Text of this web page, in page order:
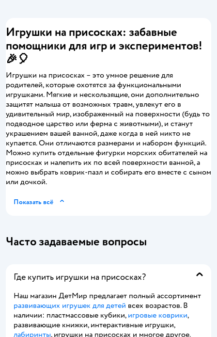
Игрушки на присосках: забавные
помощники для игр и экспериментов!
🎉🎈
Игрушки на присосках – это умное решение для
родителей, которые охотятся за функциональными
игрушками. Мягкие и нескользящие, они дополнительно
защитят малыша от возможных травм, увлекут его в
удивительный мир, изображенный на поверхности (будь то
подводное царство или ферма с животными), и станут
украшением вашей ванной, даже когда в ней никто не
купается. Они отличаются размерами и набором функций.
Можно купить отдельные фигурки морских обитателей на
присосках и налепить их по всей поверхности ванной, а
можно выбрать коврик-пазл и собирать его вместе с сыном
или дочкой.
Показать всё
Часто задаваемые вопросы
Где купить игрушки на присосках?
Наш магазин ДетМир предлагает полный ассортимент
развивающих игрушек для детей всех возрастов. В
наличии: пластмассовые кубики, игровые коврики,
развивающие книжки, интерактивные игрушки,
лабиринты, игрушки на присосках и многое другое.